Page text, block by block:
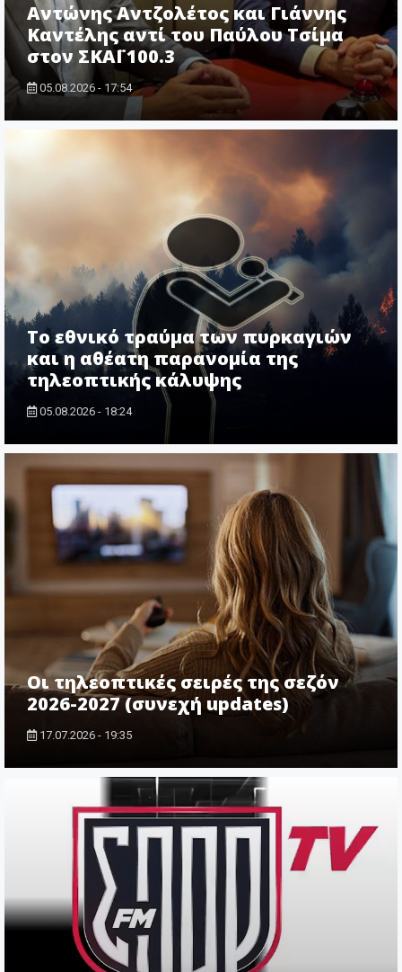
Αντώνης Αντζολέτος και Γιάννης
Καντέλης αντί του Παύλου Τσίμα
στον ΣΚΑΪ 100.3
05.08.2026 - 17:54
Το εθνικό τραύμα των πυρκαγιών
και η αθέατη παρανομία της
τηλεοπτικής κάλυψης
05.08.2026 - 18:24
Οι τηλεοπτικές σειρές της σεζόν
2026-2027 (συνεχή updates)
17.07.2026 - 19:35